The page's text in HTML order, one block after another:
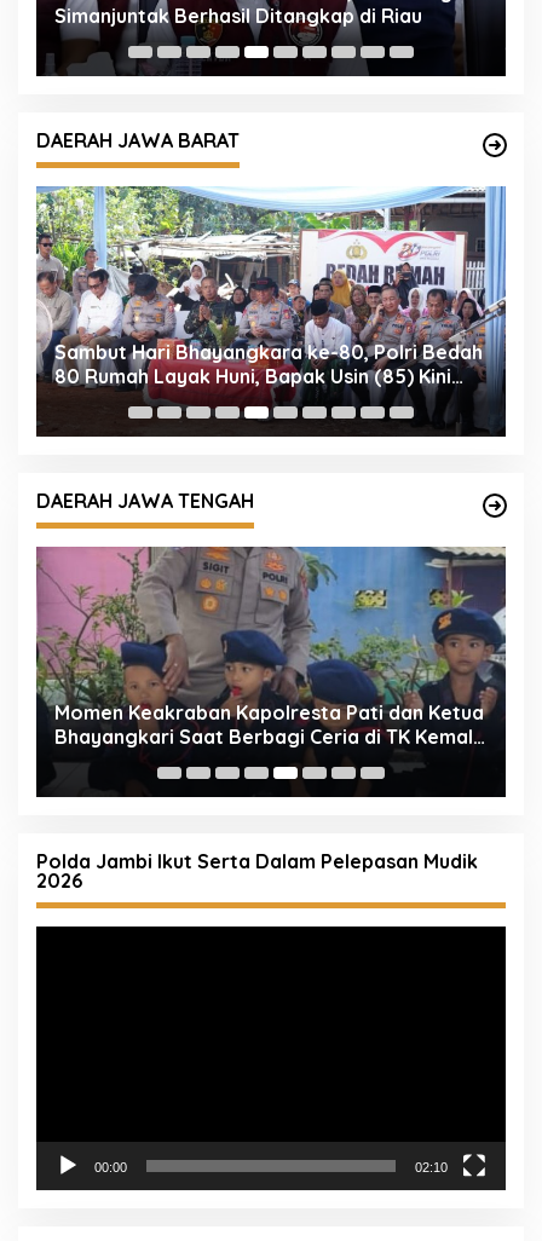
Ditangkap di Riau
Akan Denda Rp 250 Ribu
DAERAH JAWA BARAT
ke-80, Polri Bedah
Bapak Usin (85) Kini
Berpanel Surya
Kapolres Tasikmalaya
Tabur Bunga Peringati
80
DAERAH JAWA TENGAH
Kapolresta Pati dan Ketua
Ceria di TK Kemala
Mengetuk Pintu Langit
Spontan Kapolresta
Rakyat Kecil
Polda Jambi Ikut Serta Dalam Pelepasan Mudik
2026
00:00 02:10